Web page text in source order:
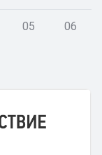
05 06